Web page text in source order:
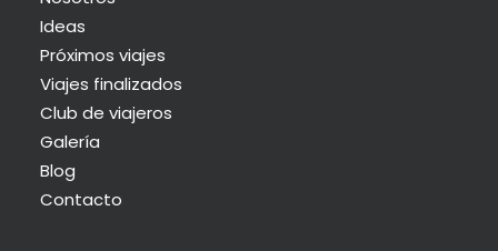
Ideas
Próximos viajes
Viajes finalizados
Club de viajeros
Galería
Blog
Contacto